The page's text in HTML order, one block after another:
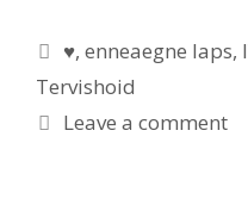
♥,enneaegne laps,
Tervishoid
Leave a comment